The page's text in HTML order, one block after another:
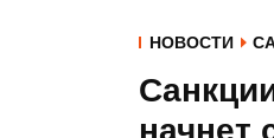
НОВОСТИ
начнет